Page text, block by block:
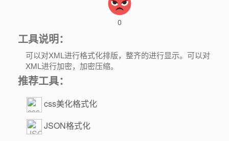
0
工具说明：
可以对XML进行格式化排版，整齐的进行显示。可以对
XML进行加密，加密压缩。
推荐工具：
css美化格式化
JSON格式化